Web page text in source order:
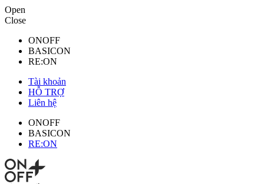
Open
Close
ONOFF
BASICON
RE:ON
Tài khoản
HỖ TRỢ
Liên hệ
ONOFF
BASICON
RE:ON